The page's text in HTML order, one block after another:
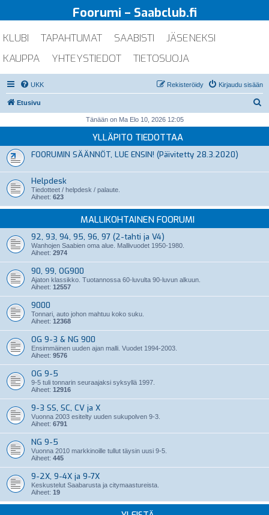
Foorumi – Saabclub.fi
KLUBI TAPAHTUMAT SAABISTI
JÄSENEKSI
KAUPPA
YHTEYSTIEDOT TIETOSUOJA
UKK Kirjaudu sisään
Rekisteröidy
Etusivu
i
Tänään on Ma Elo 10, 2026 12:05
YLLÄPITO TIEDOTTAA
FOORUMIN SÄÄNNÖT, LUE ENSIN! (Päivitetty 28.3.2020)
Helpdesk
Tiedotteet / helpdesk / palaute.
Aiheet: 623
MALLIKOHTAINEN FOORUMI
92, 93, 94, 95, 96, 97 (2-tahti ja V4)
Wanhojen Saabien oma alue. Mallivuodet 1950-1980.
Aiheet: 2974
90, 99, OG900
Ajaton klassikko. Tuotannossa 60-luvulta 90-luvun alkuun.
Aiheet: 12557
9000
Tonnari, auto johon mahtuu koko suku.
Aiheet: 12368
OG 9-3 & NG 900
Ensimmäinen uuden ajan malli. Vuodet 1994-2003.
Aiheet: 9576
OG 9-5
9-5 tuli tonnarin seuraajaksi syksyllä 1997.
Aiheet: 12916
9-3 SS, SC, CV ja X
Vuonna 2003 esitelty uuden sukupolven 9-3.
Aiheet: 6791
NG 9-5
Vuonna 2010 markkinoille tullut täysin uusi 9-5.
Aiheet: 445
9-2X, 9-4X ja 9-7X
Keskustelut Saabarusta ja citymaastureista.
Aiheet: 19